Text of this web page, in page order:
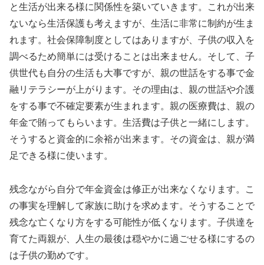
と生活が出来る様に関係性を築いていきます。これが出来
ないなら生活保護も考えますが、生活に非常に制約が生ま
れます。社会保障制度としてはありますが、子供の収入を
調べるため簡単には受けることは出来ません。そして、子
供世代も自分の生活も大事ですが、親の世話をする事で金
融リテラシーが上がります。その理由は、親の世話や介護
をする事で不確定要素が生まれます。親の医療費は、親の
年金で賄ってもらいます。生活費は子供と一緒にします。
そうすると資金的に余裕が出来ます。その資金は、親が満
足できる様に使います。
残念ながら自分で年金資金は修正が出来なくなります。こ
の事実を理解して家族に助けを求めます。そうすることで
残念な亡くなり方をする可能性が低くなります。子供達を
育てた両親が、人生の最後は穏やかに過ごせる様にするの
は子供の勤めです。